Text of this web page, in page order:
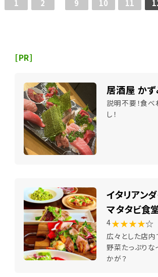
1 2 9 10 11
[PR]
居酒屋 か
説明不要！食
し！
イタリアン
マタタビ食
4★★★★☆
広々とした店
野菜たっぷりな
かが？